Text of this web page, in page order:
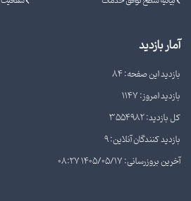
آمار بازدید
بازدید این صفحه: 84
بازدید امروز: 1147
کل بازدید: 3554982
بازدید کنندگان آنلاین: 9
آخرین بروزرسانی: 1405/05/17 08:27